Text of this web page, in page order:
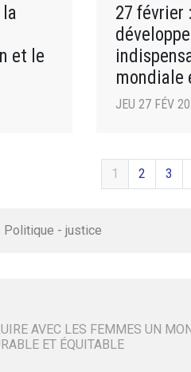
et le
27 février
mondiale
JEU 27 FÉV
1 2 3
Politique - justice
AVEC LES FEMMES UN
ET ÉQUITABLE